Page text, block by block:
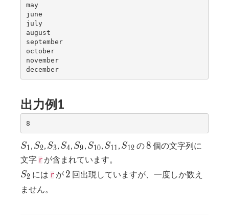
may
june
july
august
september
october
november
december
出力例1
S_1
S1, S_2
S2, S_3
S3, S_4
S4, S_9
S9, S_{10}
S10, S_{11}
S11, S_{12}
S12 の8
8 個の文字列に
文字 r が含まれています。
S_2
S2 には r が 2
2 回出現していますが、一度しか数え
ません。